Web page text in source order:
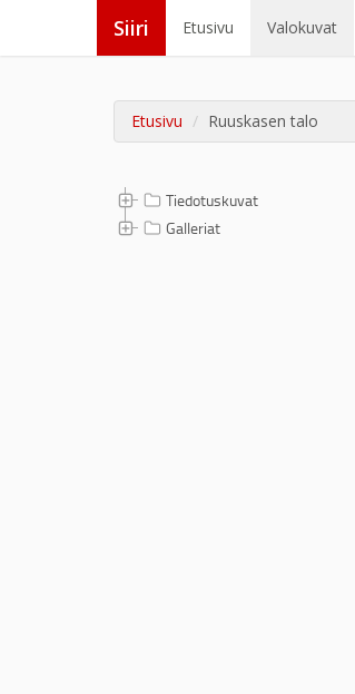
Siiri Etusivu Valokuvat
Etusivu Ruuskasen talo
Tiedotuskuvat
Galleriat